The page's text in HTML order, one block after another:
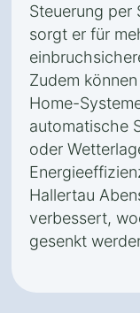
Steuerung per
sorgt er für
Zudem
Home-
automatische
oder
Hallertau
verbessert,
gesenkt